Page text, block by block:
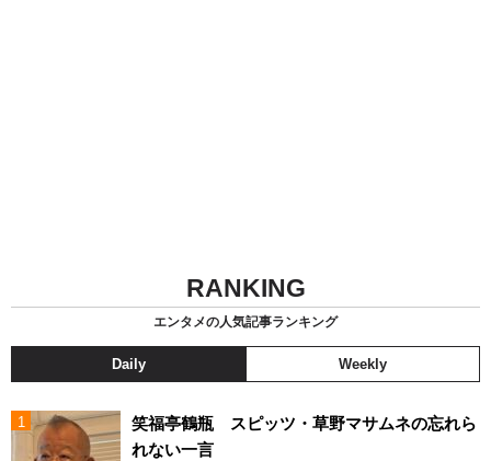
RANKING
エンタメの人気記事ランキング
Daily Weekly
笑福亭鶴瓶 スピッツ・草野マサムネの忘れら
れない一言